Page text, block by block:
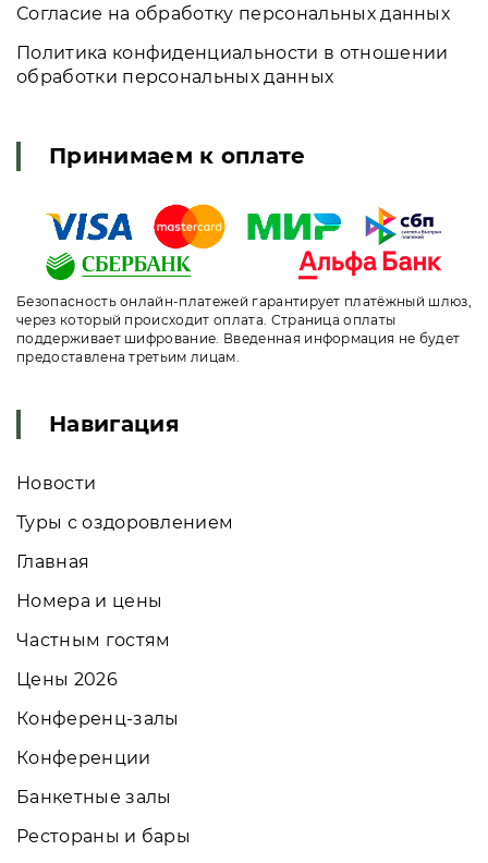
Согласие на обработку персональных данных
Политика конфиденциальности в отношении
обработки персональных данных
Принимаем к оплате
Безопасность онлайн-платежей гарантирует платёжный шлюз,
через который происходит оплата. Страница оплаты
поддерживает шифрование. Введенная информация не будет
предоставлена третьим лицам.
Навигация
Новости
Туры с оздоровлением
Главная
Номера и цены
Частным гостям
Цены 2026
Конференц-залы
Конференции
Банкетные залы
Рестораны и бары